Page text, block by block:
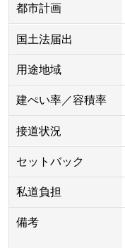
都市計画
国土法届出
用途地域
建ぺい率／容積率
接道状況
セットバック
私道負担
備考